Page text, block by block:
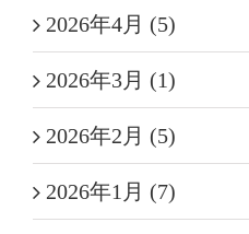
2026年4月 (5)
2026年3月 (1)
2026年2月 (5)
2026年1月 (7)